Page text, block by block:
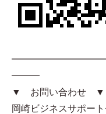
━━━
▼ お問い合わせ
岡崎ビジネスサポー